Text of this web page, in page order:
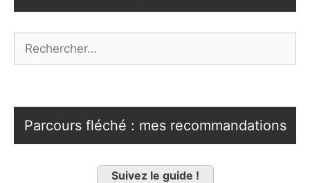
Parcours fléché : mes recommandations
Suivez le guide !